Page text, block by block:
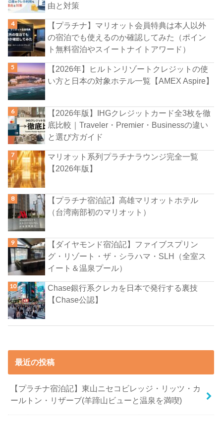
由と対策
【プラチナ】マリオット会員特典は本人以外
の宿泊でも使えるのか確認してみた（ポイン
ト無料宿泊やスイートナイトアワード）
【2026年】ヒルトンリゾートクレジットの使
い方と日本の対象ホテル一覧【AMEX Aspire】
【2026年版】IHGクレジットカード全3枚を徹
底比較｜Traveler・Premier・Businessの違い
と選び方ガイド
マリオット系列プラチナラウンジ完全一覧
【2026年版】
【プラチナ宿泊記】高雄マリオットホテル
（台湾南部初のマリオット）
【ダイヤモンド宿泊記】ファイブスプリン
グ・リゾート・ザ・シラハマ・SLH（全室ス
イート＆温泉プール）
Chase銀行系クレカを日本で発行する裏技
【Chase公認】
最近の投稿
【プラチナ宿泊記】東山ニセコビレッジ・リッツ・カ
ールトン・リザーブ(羊蹄山ビューと温泉を満喫)